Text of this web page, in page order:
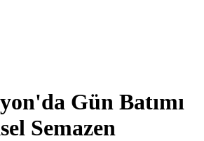
Gün Batımı
Semazen